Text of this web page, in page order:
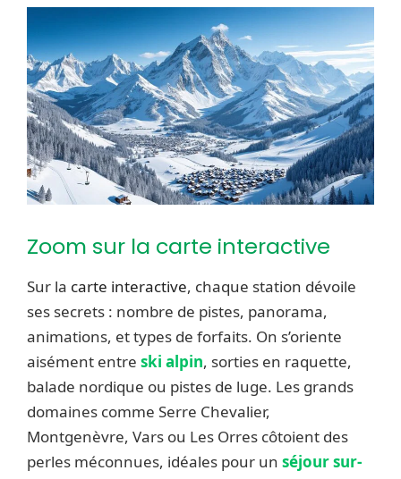
Zoom sur la carte interactive
Sur la carte interactive, chaque station dévoile
ses secrets : nombre de pistes, panorama,
animations, et types de forfaits. On s’oriente
aisément entre ski alpin, sorties en raquette,
balade nordique ou pistes de luge. Les grands
domaines comme Serre Chevalier,
Montgenèvre, Vars ou Les Orres côtoient des
perles méconnues, idéales pour un séjour sur-